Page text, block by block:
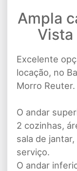
Ampla
Excelente
locação, no
Morro Reuter.
O andar
2 cozinhas,
sala de
serviço.
O andar